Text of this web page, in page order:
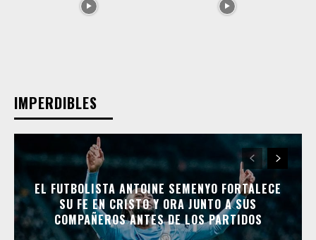
IMPERDIBLES
EL FUTBOLISTA ANTOINE SEMENYO FORTALECE
SU FE EN CRISTO Y ORA JUNTO A SUS
COMPAÑEROS ANTES DE LOS PARTIDOS